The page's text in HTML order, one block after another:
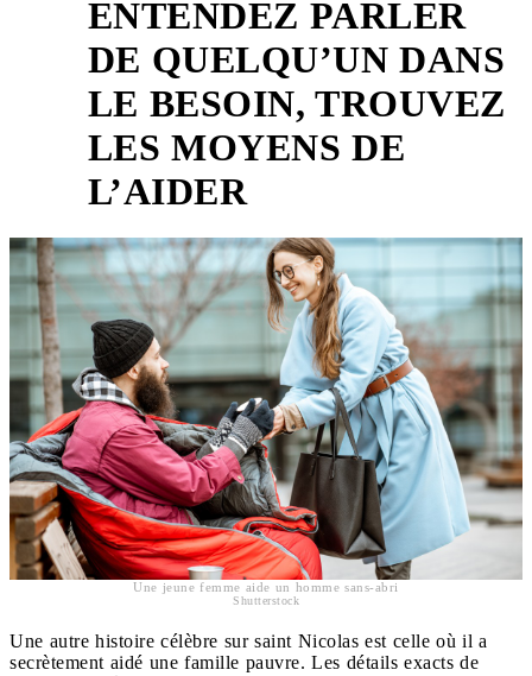
ENTENDEZ PARLER
DE QUELQU’UN DANS
LE BESOIN, TROUVEZ
LES MOYENS DE
L’AIDER
Une jeune femme aide un homme sans-abri
Shutterstock
Une autre histoire célèbre sur saint Nicolas est celle où il a
secrètement aidé une famille pauvre. Les détails exacts de